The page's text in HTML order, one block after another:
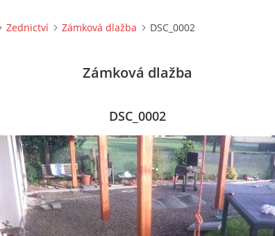
Zednictví Zámková dlažba DSC_0002
Zámková dlažba
DSC_0002